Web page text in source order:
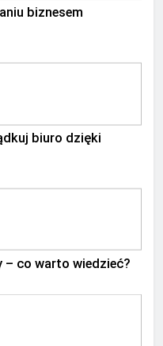
biznesem
biuro dzięki
– co warto wiedzieć?